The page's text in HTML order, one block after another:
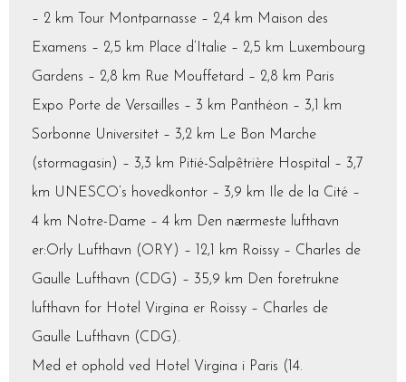
– 2 km Tour Montparnasse – 2,4 km Maison des
Examens – 2,5 km Place d’Italie – 2,5 km Luxembourg
Gardens – 2,8 km Rue Mouffetard – 2,8 km Paris
Expo Porte de Versailles – 3 km Panthéon – 3,1 km
Sorbonne Universitet – 3,2 km Le Bon Marche
(stormagasin) – 3,3 km Pitié-Salpêtrière Hospital – 3,7
km UNESCO’s hovedkontor – 3,9 km Ile de la Cité –
4 km Notre-Dame – 4 km Den nærmeste lufthavn
er:Orly Lufthavn (ORY) – 12,1 km Roissy – Charles de
Gaulle Lufthavn (CDG) – 35,9 km Den foretrukne
lufthavn for Hotel Virgina er Roissy – Charles de
Gaulle Lufthavn (CDG).
Med et ophold ved Hotel Virgina i Paris (14.